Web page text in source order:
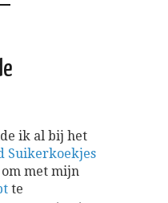
ik al bij het
Suikerkoekjes
met mijn
te